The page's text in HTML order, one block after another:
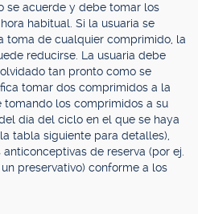
se acuerde y debe tomar los
habitual. Si la usuaria se
toma de cualquier comprimido, la
reducirse. La usuaria debe
tan pronto como se
tomar dos comprimidos a la
tomando los comprimidos a su
día del ciclo en el que se haya
tabla siguiente para detalles),
de reserva (por ej.
preservativo) conforme a los